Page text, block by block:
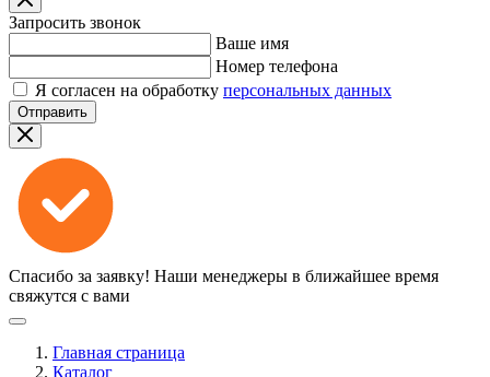
Запросить звонок
Ваше имя
Номер телефона
Я согласен на обработку персональных данных
Отправить
Спасибо за заявку! Наши менеджеры в ближайшее время
свяжутся с вами
Главная страница
Каталог